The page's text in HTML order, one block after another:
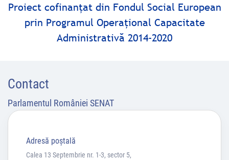
Proiect cofinanţat din Fondul Social European
prin Programul Operaţional Capacitate
Administrativă 2014-2020
Contact
Parlamentul României SENAT
Adresă poştală
Calea 13 Septembrie nr. 1-3, sector 5,